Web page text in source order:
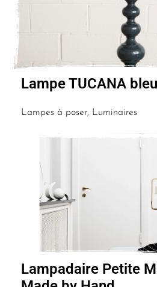
Lampe TUCANA
Lampes à poser, Luminaires
Lampadaire Petite